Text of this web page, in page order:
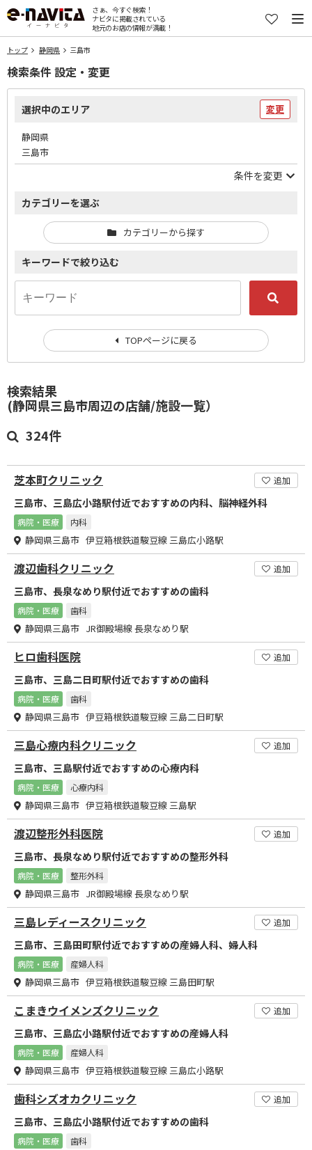
さぁ、今すぐ検索！
ナビタに掲載されている
地元のお店の情報が満載！
トップ 静岡県 三島市
検索結果
(静岡県三島市周辺の店舗/施設一覧）
324件
芝本町クリニック 追加
三島市、三島広小路駅付近でおすすめの内科、脳神経外科
病院・医療 内科
静岡県三島市 伊豆箱根鉄道駿豆線 三島広小路駅
渡辺歯科クリニック 追加
三島市、長泉なめり駅付近でおすすめの歯科
病院・医療 歯科
静岡県三島市 JR御殿場線 長泉なめり駅
ヒロ歯科医院 追加
三島市、三島二日町駅付近でおすすめの歯科
病院・医療 歯科
静岡県三島市 伊豆箱根鉄道駿豆線 三島二日町駅
三島心療内科クリニック 追加
三島市、三島駅付近でおすすめの心療内科
病院・医療 心療内科
静岡県三島市 伊豆箱根鉄道駿豆線 三島駅
渡辺整形外科医院 追加
三島市、長泉なめり駅付近でおすすめの整形外科
病院・医療 整形外科
静岡県三島市 JR御殿場線 長泉なめり駅
三島レディースクリニック 追加
三島市、三島田町駅付近でおすすめの産婦人科、婦人科
病院・医療 産婦人科
静岡県三島市 伊豆箱根鉄道駿豆線 三島田町駅
こまきウイメンズクリニック 追加
三島市、三島広小路駅付近でおすすめの産婦人科
病院・医療 産婦人科
静岡県三島市 伊豆箱根鉄道駿豆線 三島広小路駅
歯科シズオカクリニック 追加
三島市、三島広小路駅付近でおすすめの歯科
病院・医療 歯科
検索条件 設定・変更
選択中のエリア 変更
静岡県
三島市
条件を変更
カテゴリーを選ぶ
カテゴリーから探す
キーワードで絞り込む
TOPページに戻る